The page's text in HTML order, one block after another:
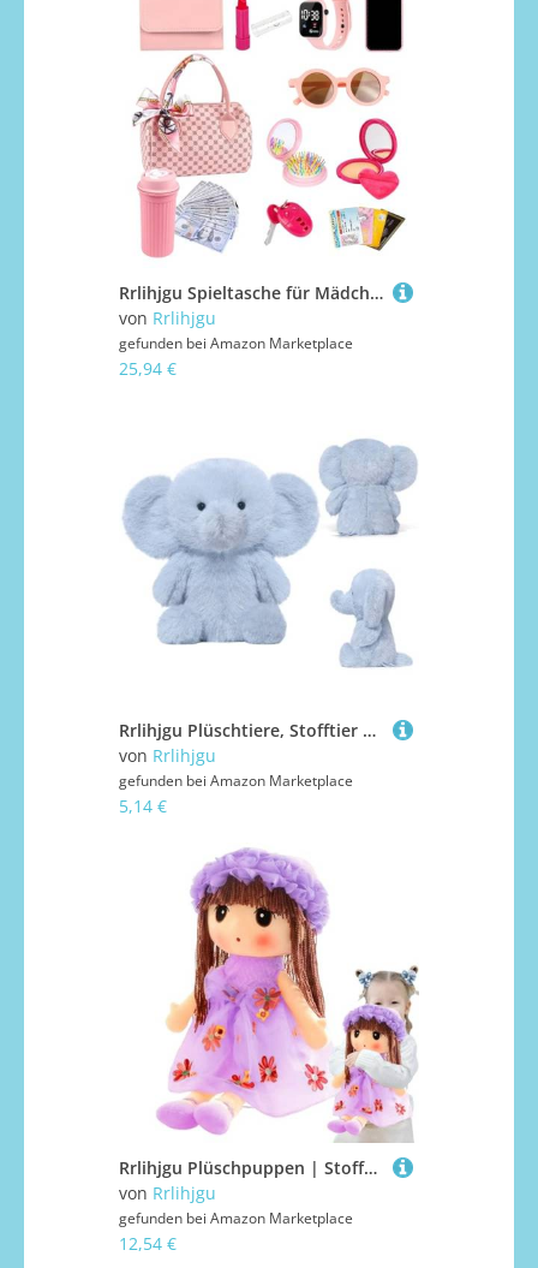
Rrlihjgu Spieltasche für Mädchen, Imitationsspiel für kleine Mädchen, Zubehör für Prinzessinnen-Make-up, um die Fantasie und Geselligkeit zu fördern
von Rrlihjgu
gefunden bei Amazon Marketplace
25,94 €
Rrlihjgu Plüschtiere, Stofftier Elefant Plüsch Kuscheltier, Weiche Interaktive Kuschelkissen Sammlung Für Mädchen Kinder Freunde Und Familie Zur
von Rrlihjgu
gefunden bei Amazon Marketplace
5,14 €
Rrlihjgu Plüschpuppen | Stoffpuppe | Weiche handgefertigte Figur für Mädchen, kleine Traumpartnerin für Kinder, Dekoration zu Hause, Sofa, Geburtstag, Weihnachten
von Rrlihjgu
gefunden bei Amazon Marketplace
12,54 €